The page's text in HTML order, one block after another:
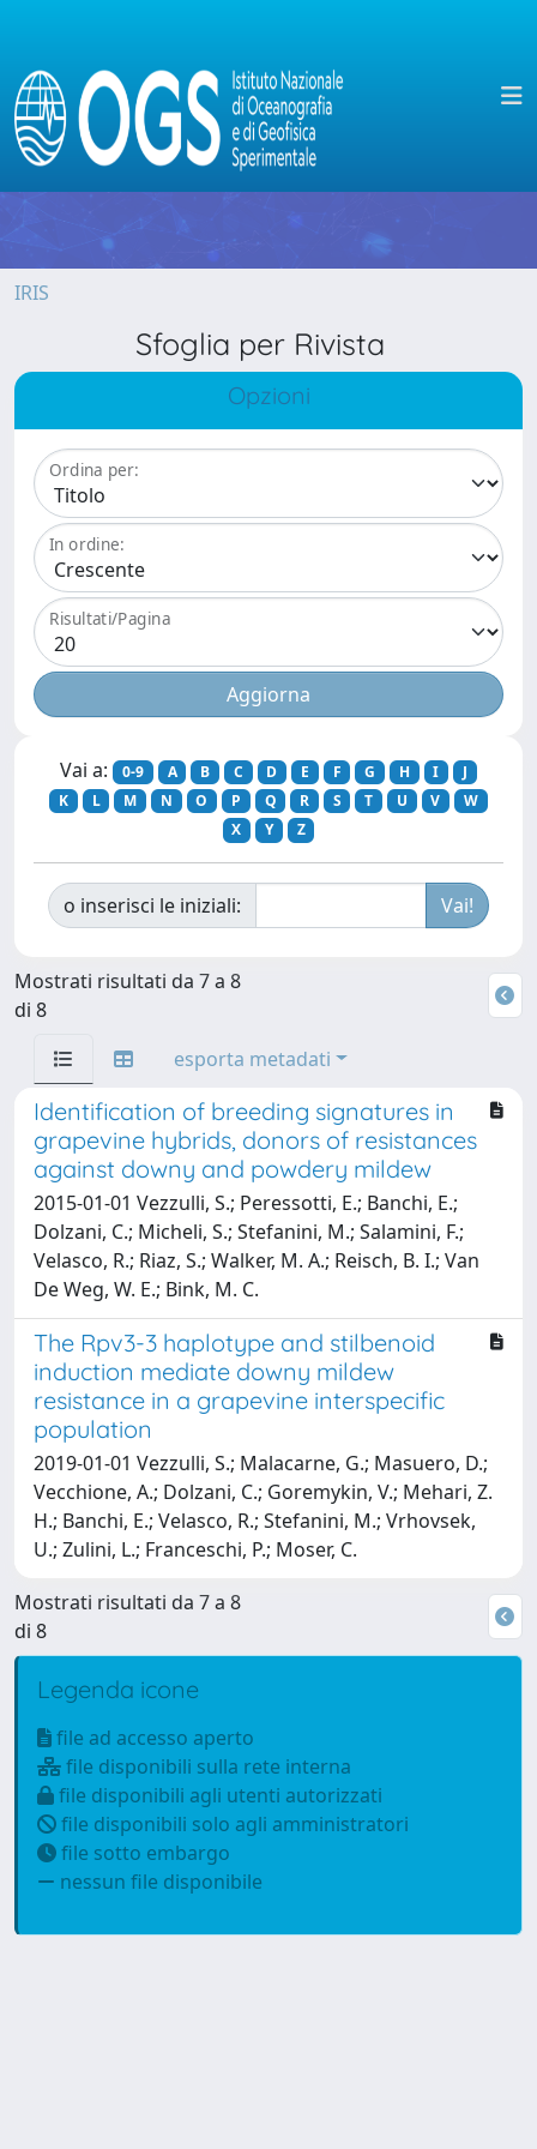
IRIS
Sfoglia per Rivista
Opzioni
Ordina per:
In ordine:
Risultati/Pagina
Vai a: 0-9 A B C D E F G H I
J
K
L M N O P Q R S T U V
W
X
Y Z
o inserisci le iniziali:
Mostrati risultati da 7 a 8
di 8
esporta metadati
Identification of breeding signatures in
grapevine hybrids, donors of resistances
against downy and powdery mildew
2015-01-01 Vezzulli, S.; Peressotti, E.; Banchi, E.;
Dolzani, C.; Micheli, S.; Stefanini, M.; Salamini, F.;
Velasco, R.; Riaz, S.; Walker, M. A.; Reisch, B. I.; Van
De Weg, W. E.; Bink, M. C.
The Rpv3-3 haplotype and stilbenoid
induction mediate downy mildew
resistance in a grapevine interspecific
population
2019-01-01 Vezzulli, S.; Malacarne, G.; Masuero, D.;
Vecchione, A.; Dolzani, C.; Goremykin, V.; Mehari, Z.
H.; Banchi, E.; Velasco, R.; Stefanini, M.; Vrhovsek,
U.; Zulini, L.; Franceschi, P.; Moser, C.
Mostrati risultati da 7 a 8
di 8
Legenda icone
file ad accesso aperto
file disponibili sulla rete interna
file disponibili agli utenti autorizzati
file disponibili solo agli amministratori
file sotto embargo
nessun file disponibile